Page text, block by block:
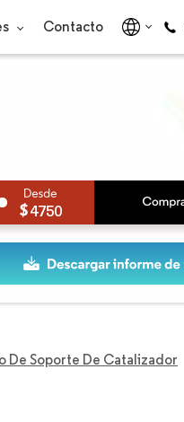
Contacto
4750
De Soporte De Catalizador